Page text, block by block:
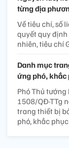
từng địa
Về tiêu chí, số
quyết quy
nhiên, tiêu chí
Danh mục
ứng phó, khắc
Phó Thủ
1508/QĐ-TTg
trang thiết bị
phó, khắc